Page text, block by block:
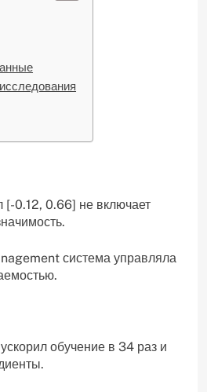
[-0.12, 0.66] не включает
система управляла
обучение в 34 раз и